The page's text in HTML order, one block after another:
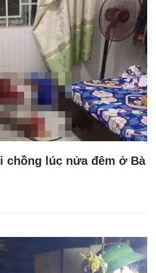
chồng lúc nửa đêm ở Bà